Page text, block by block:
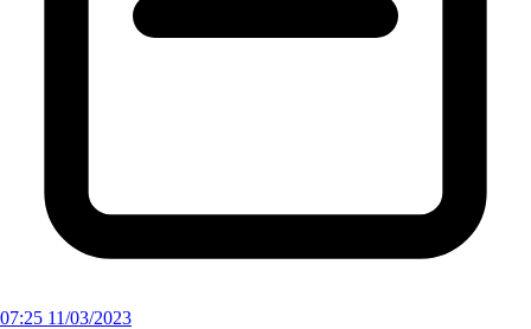
07:25 11/03/2023